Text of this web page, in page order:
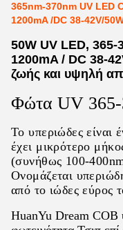
365nm-370nm UV LED
1200mA /DC 38-42V/
50W UV LED,
1200mA / DC 38-
ζωής και υψηλή
Φώτα UV
Το υπεριώδες είναι
έχει μικρότερο
(συνήθως 100-
Ονομάζεται
από το ιώδες εύρος
HuanYu Dream COB